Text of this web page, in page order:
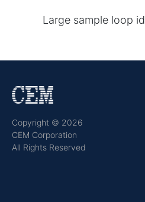
Large sample loop
Copyright © 2026
CEM Corporation
All Rights Reserved